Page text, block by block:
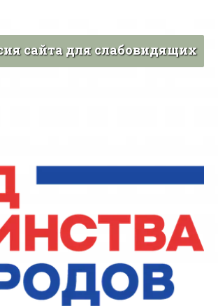
сайта для слабовидящих